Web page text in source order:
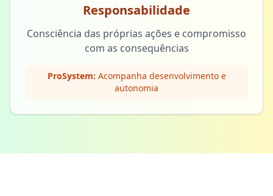
Responsabilidade
Consciência das próprias ações e compromisso
com as consequências
ProSystem: Acompanha desenvolvimento e
autonomia